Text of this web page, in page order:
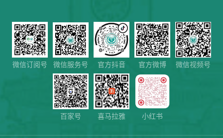
微信订阅号 微信服务号 官方抖音 官方微博 微信视频号
百家号 喜马拉雅 小红书